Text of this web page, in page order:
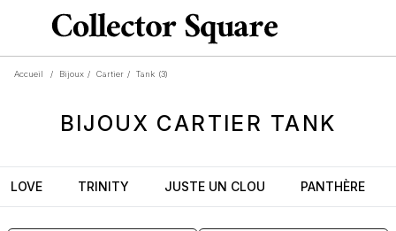
Accueil / Bijoux / Cartier / Tank (3)
BIJOUX CARTIER TANK
LOVE TRINITY JUSTE UN CLOU PANTHÈRE